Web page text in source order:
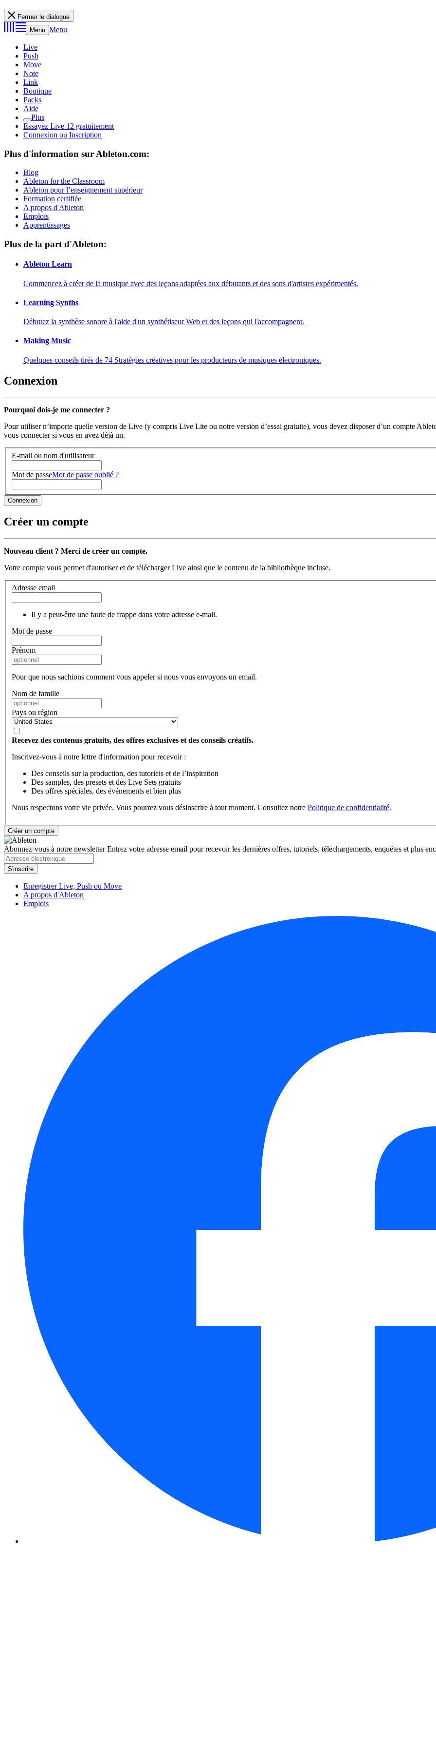
Fermer le dialogue
Menu Menu
Live
Push
Move
Note
Link
Boutique
Packs
Aide
Plus
Essayez Live 12 gratuitement
Connexion ou Inscription
Plus d'information sur Ableton.com:
Blog
Ableton for the Classroom
Ableton pour l’enseignement supérieur
Formation certifiée
A propos d'Ableton
Emplois
Apprentissages
Plus de la part d'Ableton:
Ableton Learn
Commencez à créer de la musique avec des leçons adaptées aux débutants et des sons d'artistes expérimentés.
Learning Synths
Débutez la synthèse sonore à l'aide d'un synthétiseur Web et des leçons qui l'accompagnent.
Making Music
Quelques conseils tirés de 74 Stratégies créatives pour les producteurs de musiques électroniques.
Connexion
Pourquoi dois-je me connecter ?
Pour utiliser n’importe quelle version de Live (y compris Live Lite ou notre version d’essai gratuite), vous devez disposer d’un compte
vous connecter si vous en avez déjà un.
E-mail ou nom d'utilisateur
Mot de passeMot de passe oublié ?
Créer un compte
Nouveau client ? Merci de créer un compte.
Votre compte vous permet d'autoriser et de télécharger Live ainsi que le contenu de la bibliothèque incluse.
Adresse email
Il y a peut-être une faute de frappe dans votre adresse e-mail.
Mot de passe
Prénom
Pour que nous sachions comment vous appeler si nous vous envoyons un email.
Nom de famille
Pays ou région
Recevez des contenus gratuits, des offres exclusives et des conseils créatifs.
Inscrivez-vous à notre lettre d'information pour recevoir :
Des conseils sur la production, des tutoriels et de l’inspiration
Des samples, des presets et des Live Sets gratuits
Des offres spéciales, des événements et bien plus
Nous respectons votre vie privée. Vous pourrez vous désinscrire à tout moment. Consultez notre Politique de confidentialité.
Abonnez-vous à notre newsletterEntrez votre adresse email pour recevoir les dernières offres, tutoriels, téléchargements, enquêtes et plus
Enregistrer Live, Push ou Move
A propos d'Ableton
Emplois